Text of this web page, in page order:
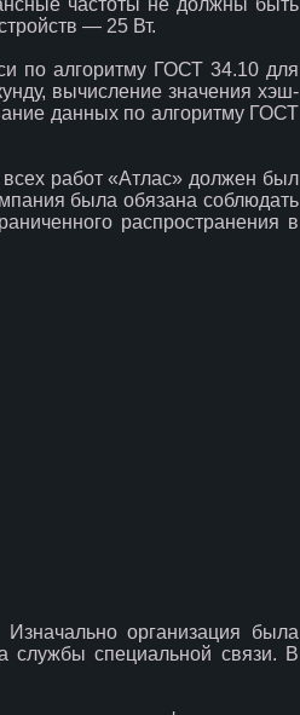
частоты не должны быть
— 25 Вт.
по алгоритму ГОСТ 34.10 для
вычисление значения хэш-
данных по алгоритму ГОСТ
работ «Атлас» должен был
была обязана соблюдать
распространения в
организация была
службы специальной связи. В